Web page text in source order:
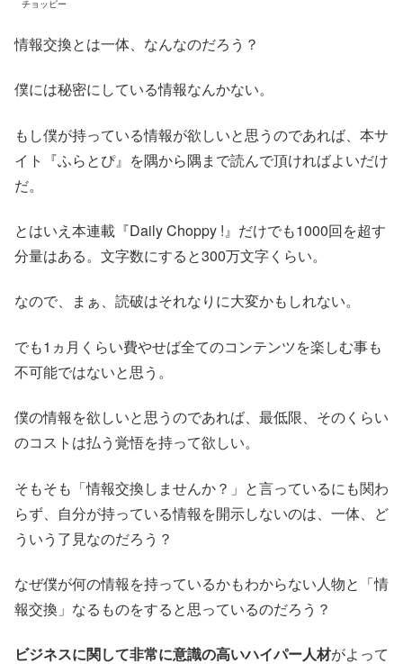
チョッピー
情報交換とは一体、なんなのだろう？
僕には秘密にしている情報なんかない。
もし僕が持っている情報が欲しいと思うのであれば、本サ
イト『ふらとぴ』を隅から隅まで読んで頂ければよいだけ
だ。
とはいえ本連載『Daily Choppy !』だけでも1000回を超す
分量はある。文字数にすると300万文字くらい。
なので、まぁ、読破はそれなりに大変かもしれない。
でも1ヵ月くらい費やせば全てのコンテンツを楽しむ事も
不可能ではないと思う。
僕の情報を欲しいと思うのであれば、最低限、そのくらい
のコストは払う覚悟を持って欲しい。
そもそも「情報交換しませんか？」と言っているにも関わ
らず、自分が持っている情報を開示しないのは、一体、ど
ういう了見なのだろう？
なぜ僕が何の情報を持っているかもわからない人物と「情
報交換」なるものをすると思っているのだろう？
ビジネスに関して非常に意識の高いハイパー人材がよって